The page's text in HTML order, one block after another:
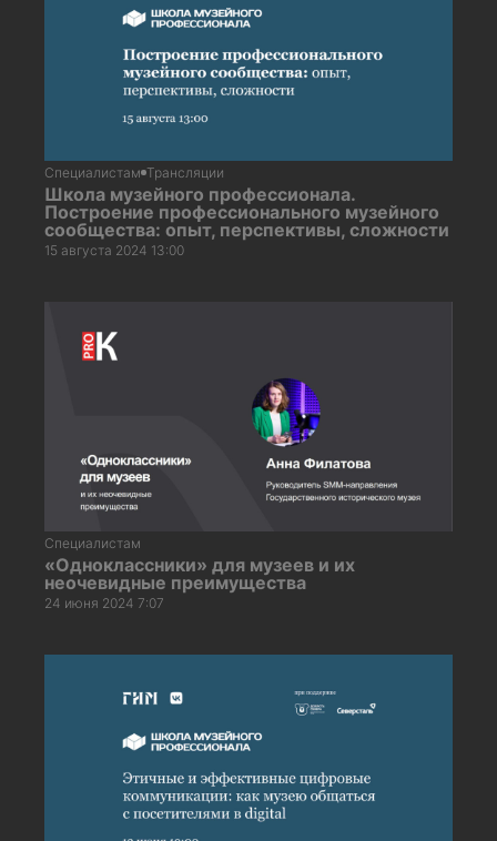
Специалистам Трансляции
Школа музейного профессионала.
Построение профессионального музейного
сообщества: опыт, перспективы, сложности
15 августа 2024 13:00
Специалистам
«Одноклассники» для музеев и их
неочевидные преимущества
24 июня 2024 7:07